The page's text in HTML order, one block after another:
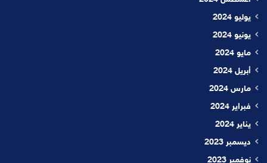
يوليو 2024
يونيو 2024
مايو 2024
أبريل 2024
مارس 2024
فبراير 2024
يناير 2024
ديسمبر 2023
نوفمبر 2023